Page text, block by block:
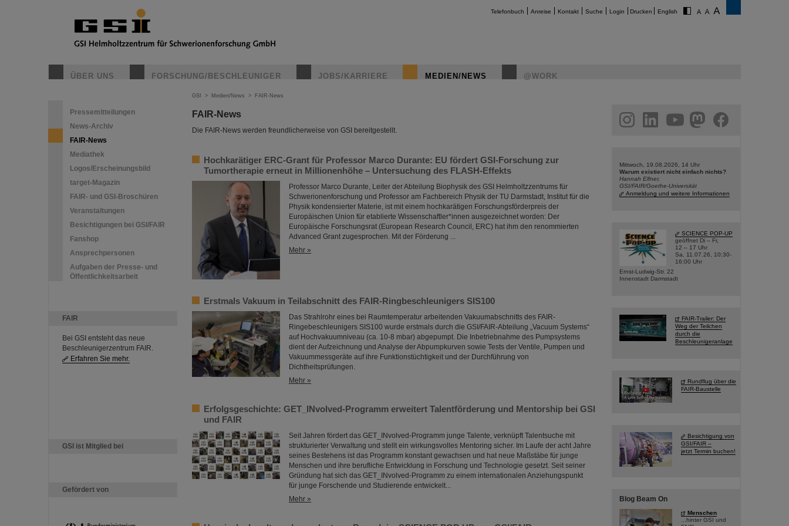
Telefonbuch Anreise Kontakt Suche Login Drucken English
ÜBER UNS FORSCHUNG/BESCHLEUNIGER JOBS/KARRIERE MEDIEN/NEWS @WORK
Pressemitteilungen
News-Archiv
FAIR-News
Mediathek
Logos/Erscheinungsbild
target-Magazin
FAIR- und GSI-Broschüren
Veranstaltungen
Besichtigungen bei GSI/FAIR
Fanshop
Ansprechpersonen
Aufgaben der Presse- und
Öffentlichkeitsarbeit
FAIR
Bei GSI entsteht das neue
Beschleunigerzentrum FAIR.
Erfahren Sie mehr.
GSI ist Mitglied bei
Gefördert von
GSI > Medien/News > FAIR-News
FAIR-News
Die FAIR-News werden freundlicherweise von GSI bereitgestellt.
Hochkarätiger ERC-Grant für Professor Marco Durante: EU fördert GSI-Forschung zur
Tumortherapie erneut in Millionenhöhe – Untersuchung des FLASH-Effekts
Professor Marco Durante, Leiter der Abteilung Biophysik des GSI Helmholtzzentrums für
Schwerionenforschung und Professor am Fachbereich Physik der TU Darmstadt, Institut für die
Physik kondensierter Materie, ist mit einem hochkarätigen Forschungsförderpreis der
Europäischen Union für etablierte Wissenschaftler*innen ausgezeichnet worden: Der
Europäische Forschungsrat (European Research Council, ERC) hat ihm den renommierten
Advanced Grant zugesprochen. Mit der Förderung ...
Mehr »
Erstmals Vakuum in Teilabschnitt des FAIR-Ringbeschleunigers SIS100
Das Strahlrohr eines bei Raumtemperatur arbeitenden Vakuumabschnitts des FAIR-
Ringebeschleunigers SIS100 wurde erstmals durch die GSI/FAIR-Abteilung „Vacuum Systems“
auf Hochvakuumniveau (ca. 10-8 mbar) abgepumpt. Die Inbetriebnahme des Pumpsystems
dient der Aufzeichnung und Analyse der Abpumpkurven sowie Tests der Ventile, Pumpen und
Vakuummessgeräte auf ihre Funktionstüchtigkeit und der Durchführung von
Dichtheitsprüfungen.
Mehr »
Erfolgsgeschichte: GET_INvolved-Programm erweitert Talentförderung und Mentorship bei GSI
und FAIR
Seit Jahren fördert das GET_INvolved-Programm junge Talente, verknüpft Talentsuche mit
strukturierter Verwaltung und stellt ein wirkungsvolles Mentoring sicher. Im Laufe der acht Jahre
seines Bestehens ist das Programm konstant gewachsen und hat neue Maßstäbe für junge
Menschen und ihre berufliche Entwicklung in Forschung und Technologie gesetzt. Seit seiner
Gründung hat sich das GET_INvolved-Programm zu einem internationalen Anziehungspunkt
für junge Forschende und Studierende entwickelt...
Mehr »
facebook
Mittwoch, 19.08.2026, 14 Uhr
Warum existiert nicht einfach nichts?
Hannah Elfner,
GSI/FAIR/Goethe-Universität
Anmeldung und weitere Informationen
SCIENCE POP-UP
geöffnet Di – Fr,
12 – 17 Uhr
Sa, 11.07.26, 10:30-
16:00 Uhr
Ernst-Ludwig-Str. 22
Innenstadt Darmstadt
FAIR-Trailer: Der
Weg der Teilchen
durch die
Beschleunigeranlage
Rundflug über die
FAIR-Baustelle
Besichtigung von
GSI/FAIR –
jetzt Termin buchen!
Blog Beam On
Menschen
...hinter GSI und